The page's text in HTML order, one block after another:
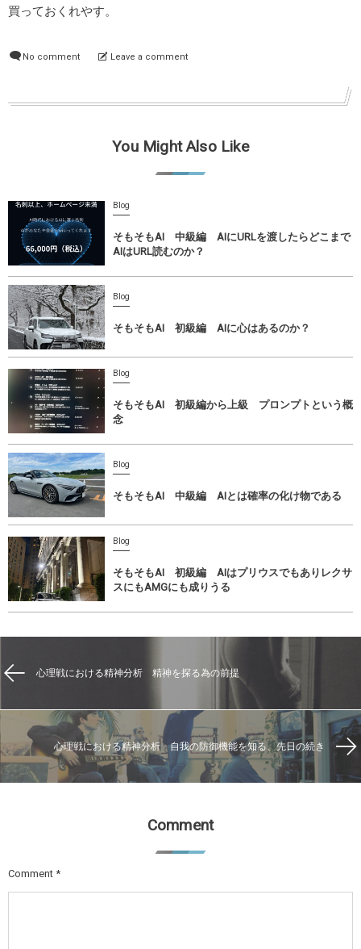
買っておくれやす。
No comment Leave a comment
You Might Also Like
Blog
そもそもAI 中級編 AIにURLを渡したらどこまで
AIはURL読むのか？
Blog
そもそもAI 初級編 AIに心はあるのか？
Blog
そもそもAI 初級編から上級 プロンプトという概
念
Blog
そもそもAI 中級編 AIとは確率の化け物である
Blog
そもそもAI 初級編 AIはプリウスでもありレクサ
スにもAMGにも成りうる
心理戦における精神分析 精神を探る為の前提
心理戦における精神分析 自我の防御機能を知る、先日の続き
Comment
Comment *